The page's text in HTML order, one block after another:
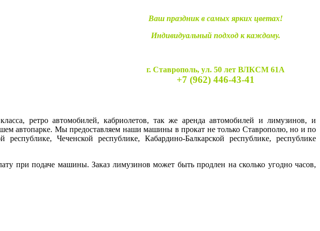
Ваш праздник в самых ярких цветах!
Индивидуальный подход к каждому.
г. Ставрополь, ул. 50 лет ВЛКСМ 61А
+7 (962) 446-43-41
ретро автомобилей, кабриолетов, так же аренда автомобилей и лимузинов, и
автопарке. Мы предоставляем наши машины в прокат не только Ставрополю, но и по
Чеченской республике, Кабардино-Балкарской республике, республике
при подаче машины. Заказ лимузинов может быть продлен на сколько угодно часов,